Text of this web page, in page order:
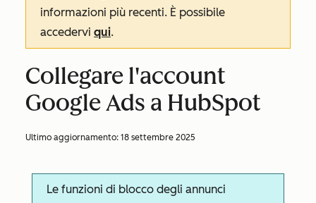
informazioni più recenti. È possibile
accedervi qui.
Collegare l'account
Google Ads a HubSpot
Ultimo aggiornamento: 18 settembre 2025
Le funzioni di blocco degli annunci